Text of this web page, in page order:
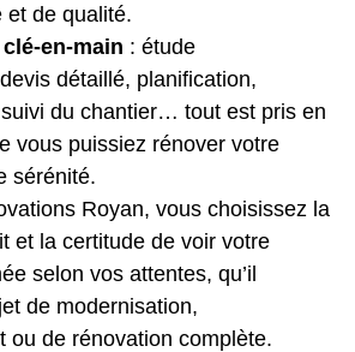
et de qualité.
en-main : étude
détaillé, planification,
du chantier… tout est pris en
vous puissiez rénover votre
sérénité.
Royan, vous choisissez la
et la certitude de voir votre
selon vos attentes, qu’il
de modernisation,
ou de rénovation complète.